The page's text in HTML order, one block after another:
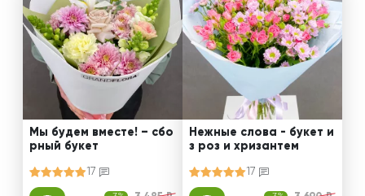
Мы будем вместе! – сбо
рный букет
17
Нежные слова - букет и
з роз и хризантем
17